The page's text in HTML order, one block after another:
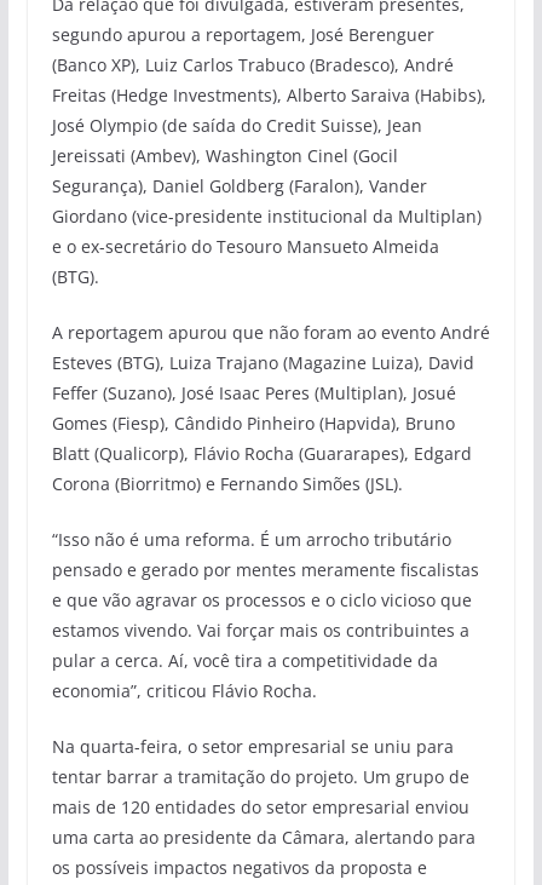
Da relação que foi divulgada, estiveram presentes,
segundo apurou a reportagem, José Berenguer
(Banco XP), Luiz Carlos Trabuco (Bradesco), André
Freitas (Hedge Investments), Alberto Saraiva (Habibs),
José Olympio (de saída do Credit Suisse), Jean
Jereissati (Ambev), Washington Cinel (Gocil
Segurança), Daniel Goldberg (Faralon), Vander
Giordano (vice-presidente institucional da Multiplan)
e o ex-secretário do Tesouro Mansueto Almeida
(BTG).
A reportagem apurou que não foram ao evento André
Esteves (BTG), Luiza Trajano (Magazine Luiza), David
Feffer (Suzano), José Isaac Peres (Multiplan), Josué
Gomes (Fiesp), Cândido Pinheiro (Hapvida), Bruno
Blatt (Qualicorp), Flávio Rocha (Guararapes), Edgard
Corona (Biorritmo) e Fernando Simões (JSL).
“Isso não é uma reforma. É um arrocho tributário
pensado e gerado por mentes meramente fiscalistas
e que vão agravar os processos e o ciclo vicioso que
estamos vivendo. Vai forçar mais os contribuintes a
pular a cerca. Aí, você tira a competitividade da
economia”, criticou Flávio Rocha.
Na quarta-feira, o setor empresarial se uniu para
tentar barrar a tramitação do projeto. Um grupo de
mais de 120 entidades do setor empresarial enviou
uma carta ao presidente da Câmara, alertando para
os possíveis impactos negativos da proposta e